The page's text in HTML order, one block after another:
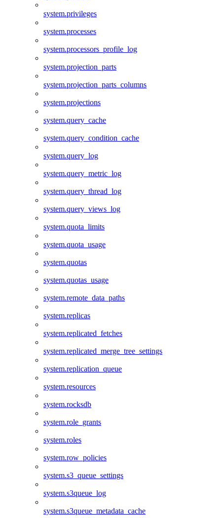
system.privileges
system.processes
system.processors_profile_log
system.projection_parts
system.projection_parts_columns
system.projections
system.query_cache
system.query_condition_cache
system.query_log
system.query_metric_log
system.query_thread_log
system.query_views_log
system.quota_limits
system.quota_usage
system.quotas
system.quotas_usage
system.remote_data_paths
system.replicas
system.replicated_fetches
system.replicated_merge_tree_settings
system.replication_queue
system.resources
system.rocksdb
system.role_grants
system.roles
system.row_policies
system.s3_queue_settings
system.s3queue_log
system.s3queue_metadata_cache